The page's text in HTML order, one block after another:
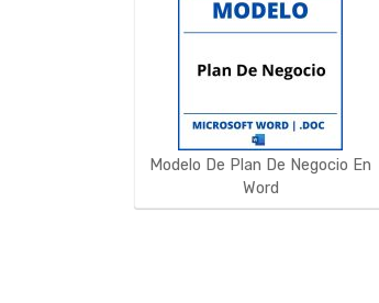
Modelo De Plan De Negocio En
Word